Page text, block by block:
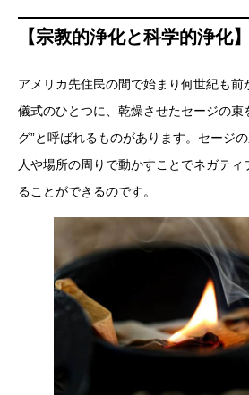
【宗教的浄化と科学的浄化】
アメリカ先住民の間で始まり何世紀も前
儀式のひとつに、乾燥させたセージの束
グ”と呼ばれるものがあります。セージ
人や場所の周りで動かすことでネガテ
ることができるのです。